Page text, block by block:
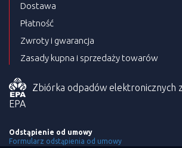
Dostawa
Płatność
Zwroty i gwarancja
Zasady kupna i sprzedaży towarów
Zbiórka odpadów elektronicznych
EPA
Odstąpienie od umowy
Formularz odstąpienia od umowy